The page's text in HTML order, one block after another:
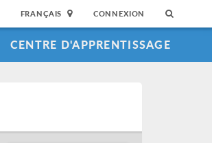
FRANÇAIS CONNEXION
CENTRE D'APPRENTISSAGE